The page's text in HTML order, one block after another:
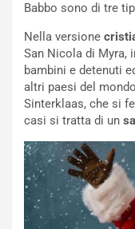
Babbo sono di tre
Nella versione
San Nicola di Myra,
bambini e detenuti
altri paesi del
Sinterklaas, che si
casi si tratta di un